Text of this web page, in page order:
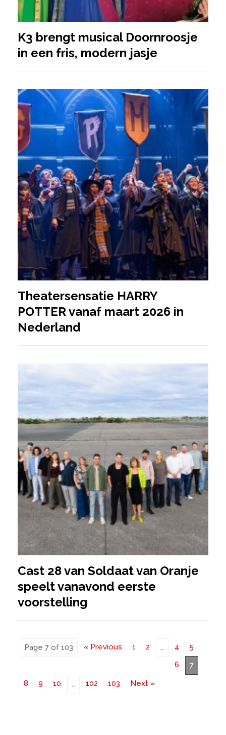
K3 brengt musical Doornroosje
in een fris, modern jasje
Theatersensatie HARRY
POTTER vanaf maart 2026 in
Nederland
Cast 28 van Soldaat van Oranje
speelt vanavond eerste
voorstelling
Page 7 of 103 « Previous 1 2 … 4
5
6
7
8
9 10 … 102 103 Next »